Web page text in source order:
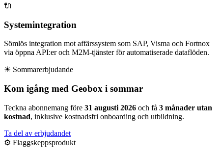
🔌
Systemintegration
Sömlös integration mot affärssystem som SAP, Visma och Fortnox
via öppna API:er och M2M-tjänster för automatiserade dataflöden.
☀ Sommarerbjudande
Kom igång med Geobox i sommar
Teckna abonnemang före 31 augusti 2026 och få 3 månader utan
kostnad, inklusive kostnadsfri onboarding och utbildning.
Ta del av erbjudandet
⚙ Flaggskeppsprodukt